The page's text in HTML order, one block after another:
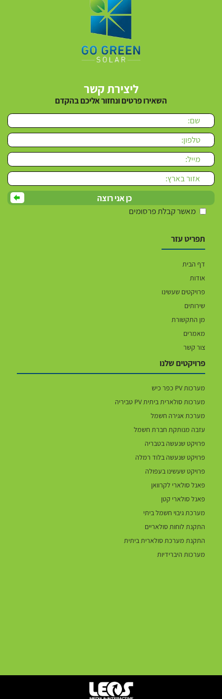
ליצירת קשר
השאירו פרטים ונחזור אליכם בהקדם
Please leave this field empty.
מאשר קבלת פרסומים
תפריט עזר
דף הבית
אודות
פרויקטים שעשינו
שירותים
מן התקשורת
מאמרים
צור קשר
פרויקטים שלנו
מערכות PV כפר כיש
מערכות סולארית ביתית PV טביריה
מערכת אגירה חשמל
עזבה מנותקת חברת חשמל
פרויקט שנעשה בטבריה
פרויקט שנעשה בלוד רמלה
פרויקט שעשינו בעפולה
פאנל סולארי לקרוואן
פאנל סולארי קטן
מערכת גיבוי חשמל ביתי
התקנת לוחות סולאריים
התקנת מערכת סולארית ביתית
מערכות היברידיות